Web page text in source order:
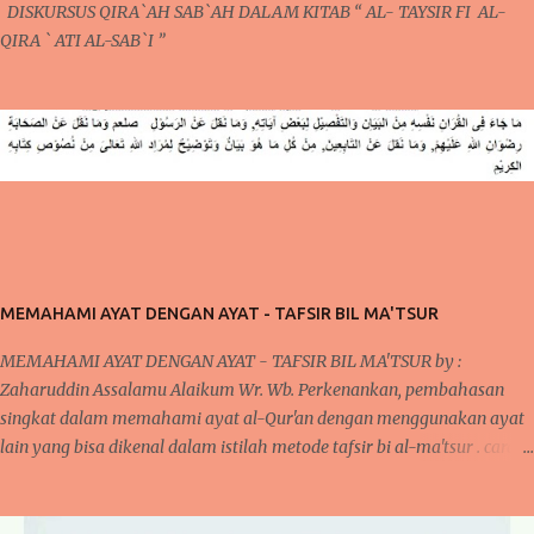
DISKURSUS QIRA`AH SAB`AH DALAM KITAB “ AL- TAYSIR FI AL-
QIRA ` ATI AL-SAB`I ”
MEMAHAMI AYAT DENGAN AYAT - TAFSIR BIL MA'TSUR
MEMAHAMI AYAT DENGAN AYAT - TAFSIR BIL MA'TSUR by :
Zaharuddin Assalamu Alaikum Wr. Wb. Perkenankan, pembahasan
singkat dalam memahami ayat al-Qur'an dengan menggunakan ayat
lain yang bisa dikenal dalam istilah metode tafsir bi al-ma'tsur . cara